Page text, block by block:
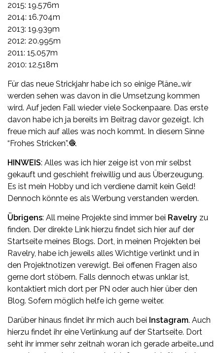
2015: 19.576m
2014: 16.704m
2013: 19.939m
2012: 20.995m
2011: 15.057m
2010: 12.518m
Für das neue Strickjahr habe ich so einige Pläne…wir
werden sehen was davon in die Umsetzung kommen
wird. Auf jeden Fall wieder viele Sockenpaare. Das erste
davon habe ich ja bereits im Beitrag davor gezeigt. Ich
freue mich auf alles was noch kommt. In diesem Sinne
“Frohes Stricken”.🧶
HINWEIS: Alles was ich hier zeige ist von mir selbst
gekauft und geschieht freiwillig und aus Überzeugung.
Es ist mein Hobby und ich verdiene damit kein Geld!
Dennoch könnte es als Werbung verstanden werden.
Übrigens: All meine Projekte sind immer bei Ravelry zu
finden. Der direkte Link hierzu findet sich hier auf der
Startseite meines Blogs. Dort, in meinen Projekten bei
Ravelry, habe ich jeweils alles Wichtige verlinkt und in
den Projektnotizen verewigt. Bei offenen Fragen also
gerne dort stöbern. Falls dennoch etwas unklar ist,
kontaktiert mich dort per PN oder auch hier über den
Blog. Sofern möglich helfe ich gerne weiter.
Darüber hinaus findet ihr mich auch bei Instagram. Auch
hierzu findet ihr eine Verlinkung auf der Startseite. Dort
seht ihr immer sehr zeitnah woran ich gerade arbeite…und